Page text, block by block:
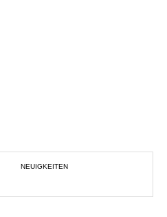
NEUIGKEITEN